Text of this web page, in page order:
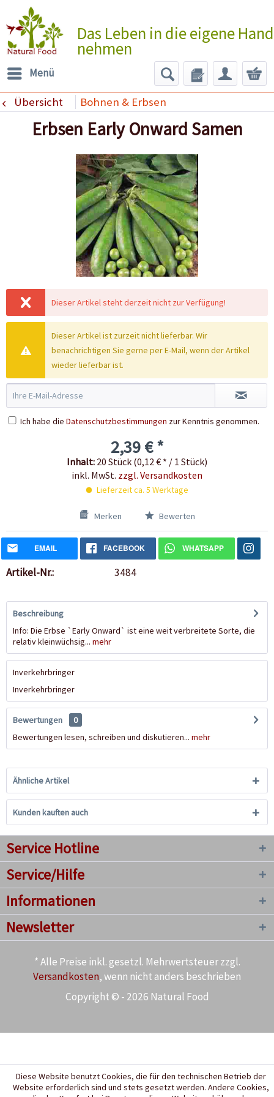
Das Leben in die eigene Hand
nehmen
Menü
Übersicht Bohnen & Erbsen
Erbsen Early Onward Samen
Dieser Artikel steht derzeit nicht zur Verfügung!
Dieser Artikel ist zurzeit nicht lieferbar. Wir
benachrichtigen Sie gerne per E-Mail, wenn der Artikel
wieder lieferbar ist.
Ich habe die Datenschutzbestimmungen zur Kenntnis genommen.
2,39 € *
Inhalt: 20 Stück (0,12 € * / 1 Stück)
inkl. MwSt. zzgl. Versandkosten
Lieferzeit ca. 5 Werktage
Merken Bewerten
EMAIL FACEBOOK WHATSAPP
Artikel-Nr.: 3484
Beschreibung
Info: Die Erbse `Early Onward` ist eine weit verbreitete Sorte, die
relativ kleinwüchsig... mehr
Inverkehrbringer
Inverkehrbringer
Bewertungen
0
Bewertungen lesen, schreiben und diskutieren... mehr
Ähnliche Artikel
Kunden kauften auch
Service Hotline
Service/Hilfe
Informationen
Newsletter
* Alle Preise inkl. gesetzl. Mehrwertsteuer zzgl.
Versandkosten, wenn nicht anders beschrieben
Copyright © - 2026 Natural Food
Diese Website benutzt Cookies, die für den technischen Betrieb der
Website erforderlich sind und stets gesetzt werden. Andere Cookies,